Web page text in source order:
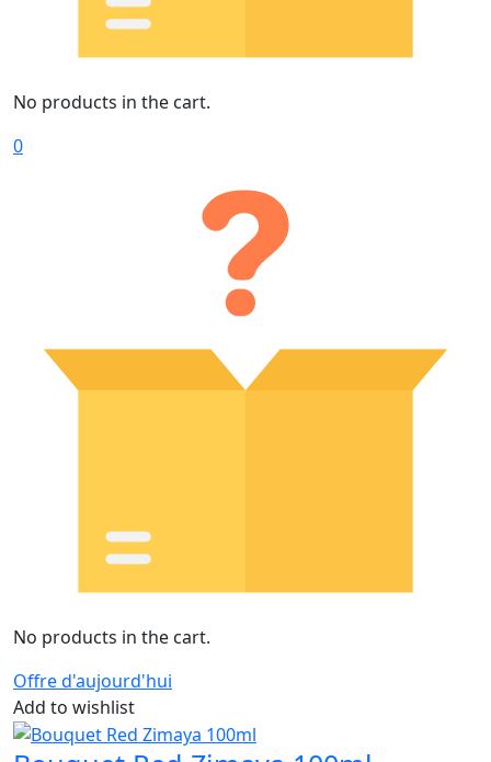
No products in the cart.
0
No products in the cart.
Offre d'aujourd'hui
Add to wishlist